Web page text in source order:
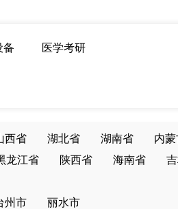
备 医学考研
西省 湖北省 湖南省
内
龙江省 陕西省 海南省
州市 丽水市